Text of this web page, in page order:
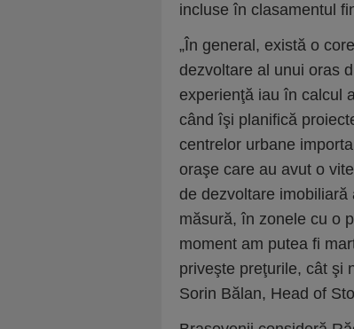
incluse în clasamentul
„În general, există o
dezvoltare al unui oras
experienţă iau în calcul
când îşi planifică
centrelor urbane
oraşe care au avut o
de dezvoltare
măsură, în zonele cu o
moment am putea fi
priveşte preţurile, cât şi
Sorin Bălan, Head of